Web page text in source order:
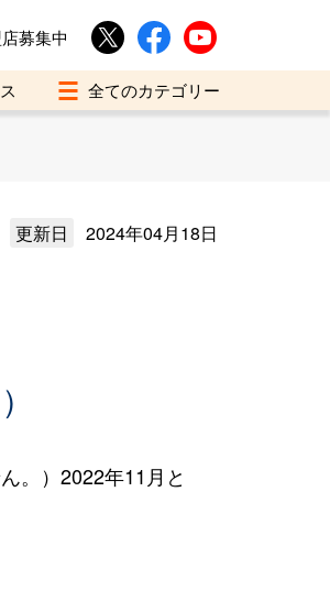
募集中
更新日 2024年04月18日
。）2022年11月と